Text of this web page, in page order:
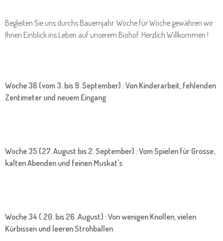
Begleiten Sie uns durchs Bauernjahr. Woche für Woche gewähren wir
Ihnen Einblick ins Leben auf unserem Biohof. Herzlich Willkommen !
Woche 36 (vom 3. bis 9. September) : Von Kinderarbeit, fehlenden
Zentimeter und neuem Eingang
Woche 35 (27. August bis 2. September) : Vom Spielen für Grosse,
kalten Abenden und feinen Muskat's
Woche 34 ( 20. bis 26. August) : Von wenigen Knollen, vielen
Kürbissen und leeren Strohballen